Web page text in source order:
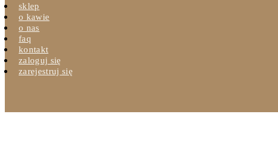
sklep
o kawie
o nas
faq
kontakt
zaloguj się
zarejestruj się